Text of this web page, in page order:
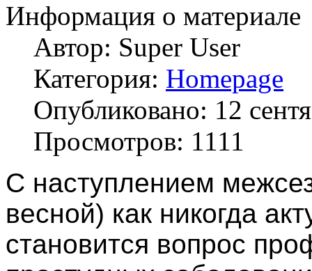
Информация о материале
Автор: Super User
Категория: Homepage
Опубликовано: 12
Просмотров: 1111
С наступлением
весной) как никогда
становится вопрос